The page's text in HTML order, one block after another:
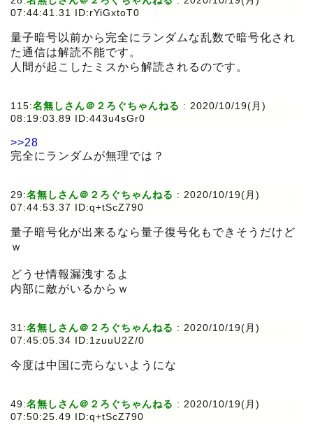
07:44:41.31 ID:rYiGxtoT0
量子暗号以前から完全にランダムな乱数で暗号化され
た通信は解読不能です。
人間が起こしたミスから解読されるのです。
115:名無しさん＠２ろぐちゃんねる : 2020/10/19(月)
08:19:03.89 ID:443u4sGr0
>>28
完全にランダムが無理では？
29:名無しさん＠２ろぐちゃんねる : 2020/10/19(月)
07:44:53.37 ID:q+tScZ790
量子暗号化が出来るなら量子復号化もできそうだけど
ｗ
どうせ情報漏洩するよ
内部に敵がいるからｗ
31:名無しさん＠２ろぐちゃんねる : 2020/10/19(月)
07:45:05.34 ID:1zuuU2Z/0
今度は中国に売らないようにな
49:名無しさん＠２ろぐちゃんねる : 2020/10/19(月)
07:50:25.49 ID:q+tScZ790